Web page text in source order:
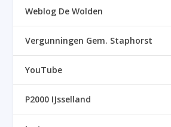
Weblog De Wolden
Vergunningen Gem. Staphorst
YouTube
P2000 IJsselland